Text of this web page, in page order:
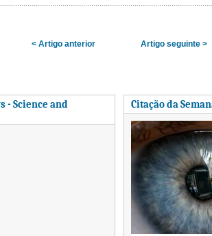
< Artigo anterior Artigo seguinte >
- Science and
Citação da